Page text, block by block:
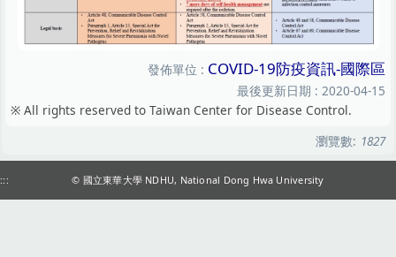
發佈單位 : COVID-19防疫資訊-國際區
最後更新日期 : 2020-04-15
※ All rights reserved to Taiwan Center for Disease Control.
瀏覽數: 1827
::: © 國立東華大學 NDHU, National Dong Hwa University